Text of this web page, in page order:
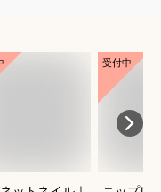
受付中